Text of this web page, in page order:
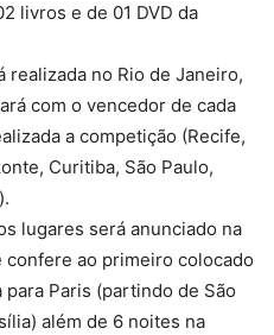
livros e de 01 DVD da
realizada no Rio de Janeiro,
com o vencedor de cada
a competição (Recife,
Curitiba, São Paulo,
lugares será anunciado na
ao primeiro colocado
Paris (partindo de São
além de 6 noites na